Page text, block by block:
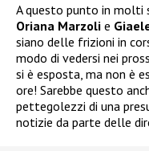
A questo punto in
Oriana Marzoli e
siano delle frizioni in
modo di vedersi nei
si è esposta, ma non è
ore! Sarebbe questo
pettegolezzi di una
notizie da parte delle